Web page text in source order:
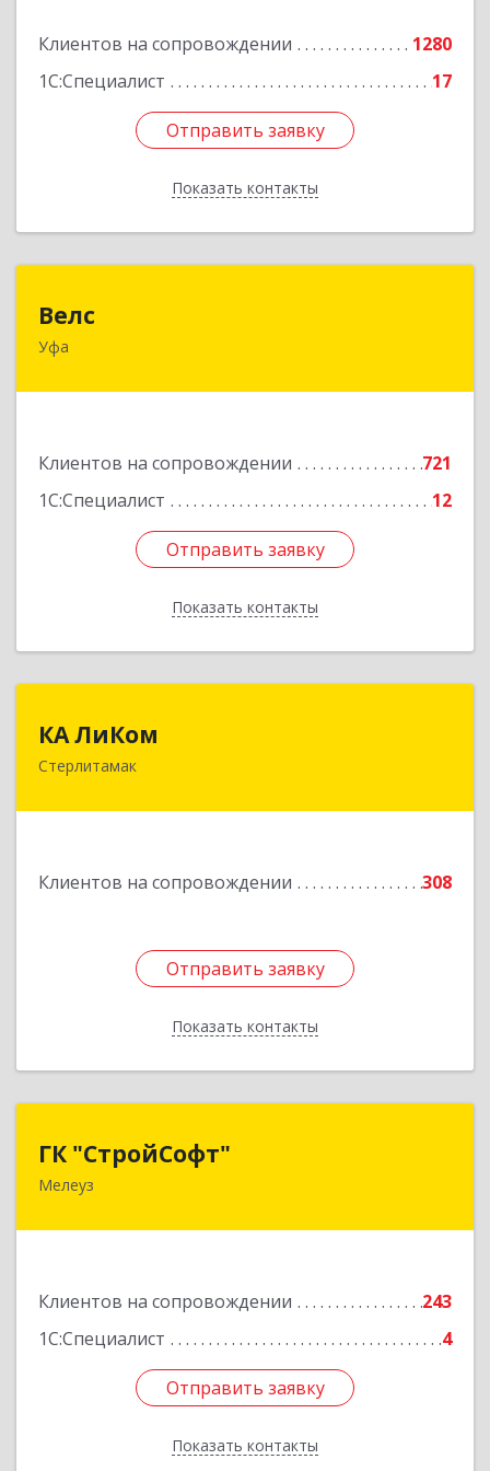
Клиентов на сопровождении
1280
1С:Специалист
17
Отправить заявку
Показать контакты
Отправить заявку
Назад
Велс
Уфа
Клиентов на сопровождении
721
1С:Специалист
12
Отправить заявку
Показать контакты
450071, Башкортостан Респ, Уфа г, 50 лет СССР
Отправить заявку
Назад
КА ЛиКом
Стерлитамак
Клиентов на сопровождении 308
Отправить заявку
Показать контакты
453115, Башкортостан Респ, г.о. город
Подробнее
Отправить заявку
Назад
ГК "СтройСофт"
Мелеуз
Клиентов на сопровождении
243
1С:Специалист
4
Отправить заявку
Показать контакты
453852, Башкортостан Респ, Мелеуз г, Ленина
Отправить заявку
Назад